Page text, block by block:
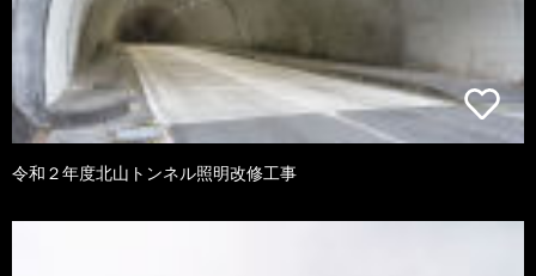
令和２年度北山トンネル照明改修工事